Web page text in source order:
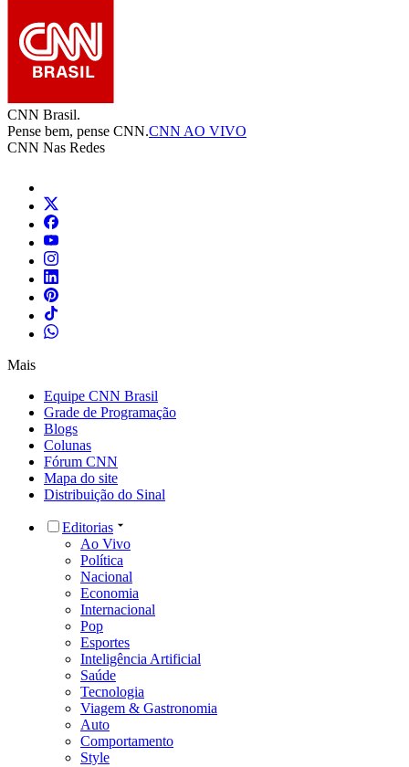
CNN Brasil.
Pense bem, pense CNN.CNN AO VIVO
CNN Nas Redes
Mais
Equipe CNN Brasil
Grade de Programação
Blogs
Colunas
Fórum CNN
Mapa do site
Distribuição do Sinal
Editorias
Ao Vivo
Política
Nacional
Economia
Internacional
Pop
Esportes
Inteligência Artificial
Saúde
Tecnologia
Viagem & Gastronomia
Auto
Comportamento
Style